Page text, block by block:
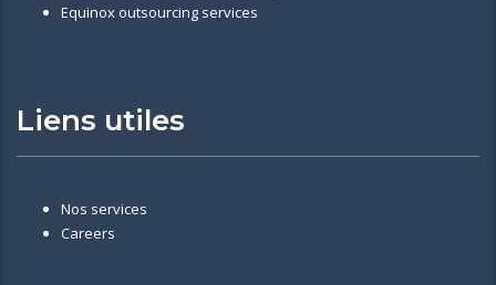
Equinox outsourcing services
Liens utiles
Nos services
Careers